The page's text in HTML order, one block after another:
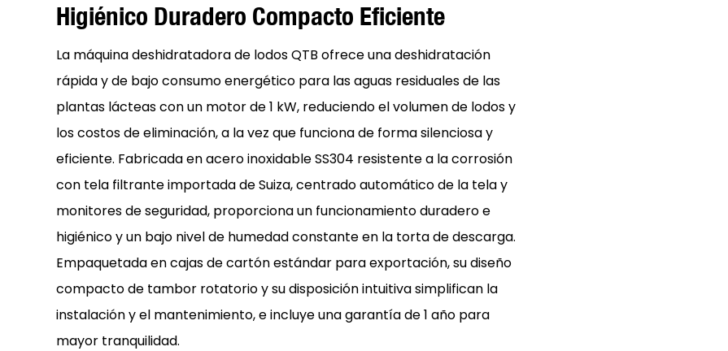
Higiénico Duradero Compacto Eficiente
La máquina deshidratadora de lodos QTB ofrece una deshidratación
rápida y de bajo consumo energético para las aguas residuales de las
plantas lácteas con un motor de 1 kW, reduciendo el volumen de lodos y
los costos de eliminación, a la vez que funciona de forma silenciosa y
eficiente. Fabricada en acero inoxidable SS304 resistente a la corrosión
con tela filtrante importada de Suiza, centrado automático de la tela y
monitores de seguridad, proporciona un funcionamiento duradero e
higiénico y un bajo nivel de humedad constante en la torta de descarga.
Empaquetada en cajas de cartón estándar para exportación, su diseño
compacto de tambor rotatorio y su disposición intuitiva simplifican la
instalación y el mantenimiento, e incluye una garantía de 1 año para
mayor tranquilidad.